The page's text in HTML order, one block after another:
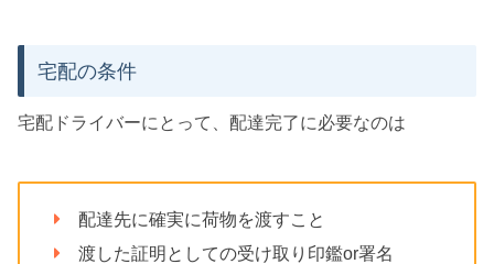
宅配の条件
宅配ドライバーにとって、配達完了に必要なのは
配達先に確実に荷物を渡すこと
渡した証明としての受け取り印鑑or署名